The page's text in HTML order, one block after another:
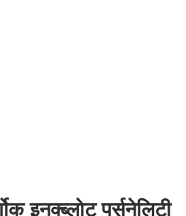
इनक्ब्लोट पर्सनेलिटी